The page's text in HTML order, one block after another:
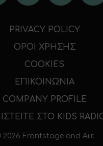
PRIVACY POLICY
ΟΡΟΙ ΧΡΗΣΗΣ
COOKIES
ΕΠΙΚΟΙΝΩΝΙΑ
COMPANY PROFILE
ΣΤΟ KIDS
2026 Frontstage and Aiir.